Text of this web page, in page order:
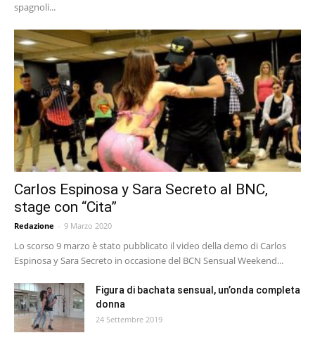
spagnoli...
Carlos Espinosa y Sara Secreto al BNC,
stage con “Cita”
Redazione - 9 Marzo 2020
Lo scorso 9 marzo è stato pubblicato il video della demo di Carlos
Espinosa y Sara Secreto in occasione del BCN Sensual Weekend...
Figura di bachata sensual, un’onda completa
donna
24 Settembre 2019